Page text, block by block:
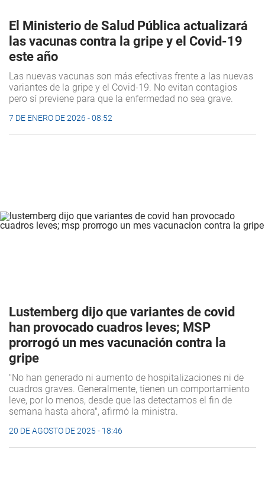
El Ministerio de Salud Pública actualizará
las vacunas contra la gripe y el Covid-19
este año
Las nuevas vacunas son más efectivas frente a las nuevas
variantes de la gripe y el Covid-19. No evitan contagios
pero sí previene para que la enfermedad no sea grave.
7 DE ENERO DE 2026 - 08:52
Lustemberg dijo que variantes de covid
han provocado cuadros leves; MSP
prorrogó un mes vacunación contra la
gripe
"No han generado ni aumento de hospitalizaciones ni de
cuadros graves. Generalmente, tienen un comportamiento
leve, por lo menos, desde que las detectamos el fin de
semana hasta ahora", afirmó la ministra.
20 DE AGOSTO DE 2025 - 18:46